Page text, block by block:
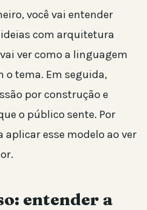
você vai entender
com arquitetura
ver como a linguagem
o tema. Em seguida,
por construção e
o público sente. Por
aplicar esse modelo ao ver
entender a